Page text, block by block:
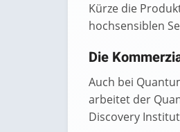
Kürze die
hochsensiblen
Die
Auch bei
arbeitet der
Discovery